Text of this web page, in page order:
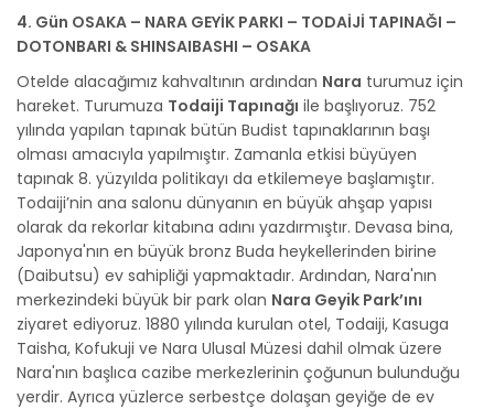
4. Gün OSAKA – NARA GEYİK PARKI – TODAİJİ TAPINAĞI –
DOTONBARI & SHINSAIBASHI – OSAKA
Otelde alacağımız kahvaltının ardından Nara turumuz için
hareket. Turumuza Todaiji Tapınağı ile başlıyoruz. 752
yılında yapılan tapınak bütün Budist tapınaklarının başı
olması amacıyla yapılmıştır. Zamanla etkisi büyüyen
tapınak 8. yüzyılda politikayı da etkilemeye başlamıştır.
Todaiji’nin ana salonu dünyanın en büyük ahşap yapısı
olarak da rekorlar kitabına adını yazdırmıştır. Devasa bina,
Japonya'nın en büyük bronz Buda heykellerinden birine
(Daibutsu) ev sahipliği yapmaktadır. Ardından, Nara'nın
merkezindeki büyük bir park olan Nara Geyik Park’ını
ziyaret ediyoruz. 1880 yılında kurulan otel, Todaiji, Kasuga
Taisha, Kofukuji ve Nara Ulusal Müzesi dahil olmak üzere
Nara'nın başlıca cazibe merkezlerinin çoğunun bulunduğu
yerdir. Ayrıca yüzlerce serbestçe dolaşan geyiğe de ev